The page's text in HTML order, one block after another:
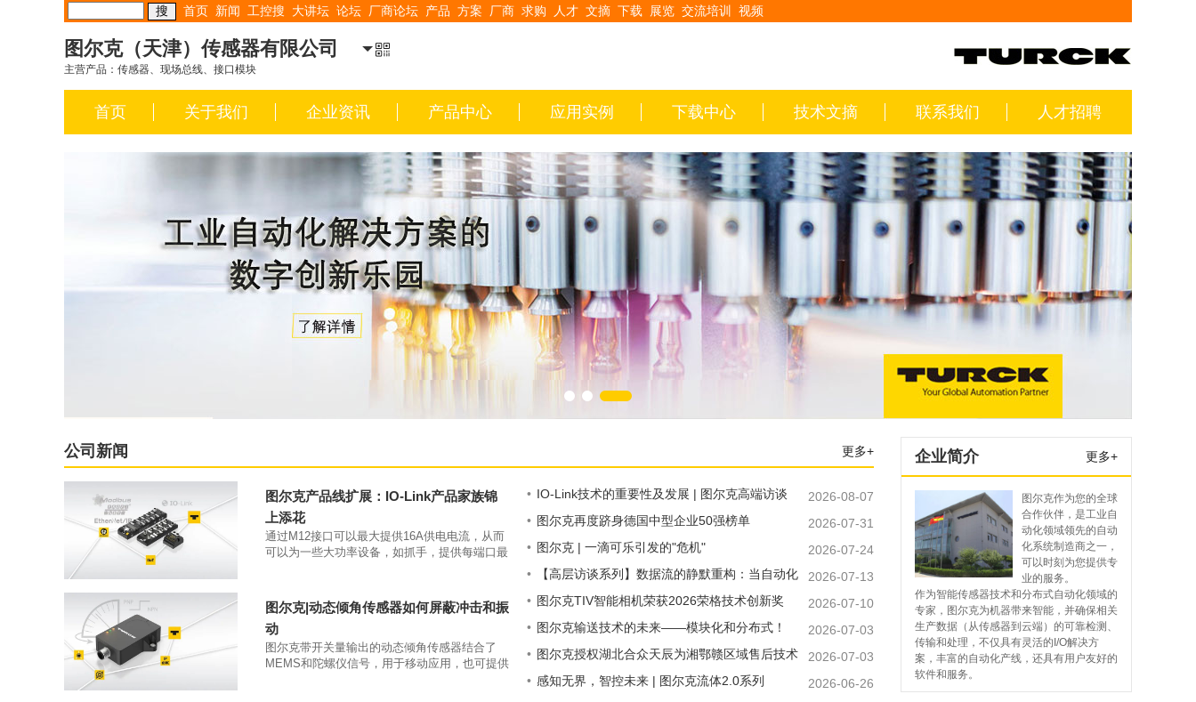
首页 新闻 工控搜 大讲坛 论坛 厂商论坛 产品 方案 厂商 求购 人才 文摘 下载 展览 交流培训 视频
图尔克（天津）传感器有限公司
主营产品：传感器、现场总线、接口模块
首页 关于我们 企业资讯 产品中心 应用实例 下载中心 技术文摘 联系我们 人才招聘
公司新闻 更多+
图尔克产品线扩展：IO-Link产品家族锦
上添花
通过M12接口可以最大提供16A供电电流，从而
可以为一些大功率设备，如抓手，提供每端口最
本体上。
图尔克|动态倾角传感器如何屏蔽冲击和振
动
图尔克带开关量输出的动态倾角传感器结合了
MEMS和陀螺仪信号，用于移动应用，也可提供
• IO-Link技术的重要性及发展 | 图尔克高端访谈
【下】
2026-08-07
• 图尔克再度跻身德国中型企业50强榜单
2026-07-31
• 图尔克 | 一滴可乐引发的"危机"
2026-07-24
•
【高层访谈系列】数据流的静默重构：当自动化
从"控制中心"走向"数据网络"——图尔克接受中国
工控网专访
2026-07-13
• 图尔克TIV智能相机荣获2026荣格技术创新奖
2026-07-10
• 图尔克输送技术的未来——模块化和分布式！
2026-07-03
• 图尔克授权湖北合众天辰为湘鄂赣区域售后技术
服务商，开启本地化服务新模式
2026-07-03
• 感知无界，智控未来 | 图尔克流体2.0系列 2026-06-26
企业简介 更多+
图尔克作为您的全球
合作伙伴，是工业自
动化领域领先的自动
化系统制造商之一，
可以时刻为您提供专
业的服务。
作为智能传感器技术和分布式自动化领域的
专家，图尔克为机器带来智能，并确保相关
生产数据（从传感器到云端）的可靠检测、
传输和处理，不仅具有灵活的I/O解决方
案，丰富的自动化产线，还具有用户友好的
软件和服务。